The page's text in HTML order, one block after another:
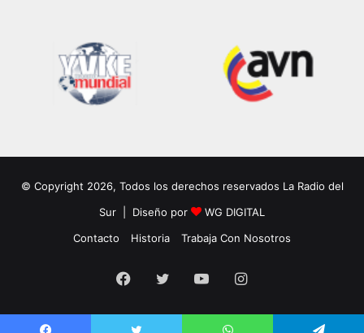
© Copyright 2026, Todos los derechos reservados La Radio del
Sur | Diseño por
WG DIGITAL
Contacto
Historia Trabaja Con Nosotros
Facebook
TwitterYouTubeInstagram